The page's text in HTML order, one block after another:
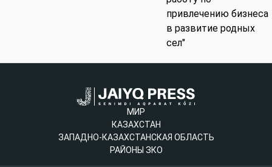
привлечению бизнеса
в развитие родных
сел"
МИР
КАЗАХСТАН
ЗАПАДНО-КАЗАХСТАНСКАЯ ОБЛАСТЬ
РАЙОНЫ ЗКО